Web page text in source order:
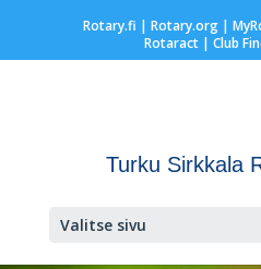
Rotary.fi | Rotary.org|
Rotaract| Club
Turku Sirkkala
Valitse sivu